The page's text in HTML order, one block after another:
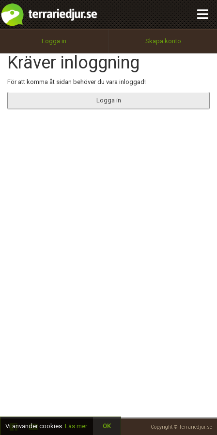
Logga in Skapa konto
Kräver inloggning
För att komma åt sidan behöver du vara inloggad!
Logga in
Copyright © Terrariedjur.se
Utför
100%
OK
integritetspolicy
Namn:
Epost:
Begär nytt lösenord
Tillbaka till förstasidan
Vi använder cookies. Läs mer OK